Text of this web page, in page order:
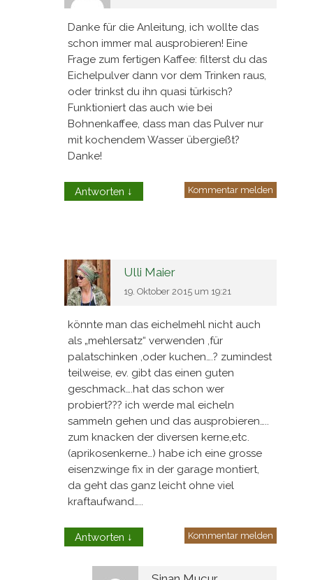
Danke für die Anleitung, ich wollte das
schon immer mal ausprobieren! Eine
Frage zum fertigen Kaffee: filterst du das
Eichelpulver dann vor dem Trinken raus,
oder trinkst du ihn quasi türkisch?
Funktioniert das auch wie bei
Bohnenkaffee, dass man das Pulver nur
mit kochendem Wasser übergießt?
Danke!
Antworten ↓ Kommentar melden
Ulli Maier
19. Oktober 2015 um 19:21
könnte man das eichelmehl nicht auch
als „mehlersatz“ verwenden ,für
palatschinken ,oder kuchen….? zumindest
teilweise, ev. gibt das einen guten
geschmack….hat das schon wer
probiert??? ich werde mal eicheln
sammeln gehen und das ausprobieren…..
zum knacken der diversen kerne,etc.
(aprikosenkerne…) habe ich eine grosse
eisenzwinge fix in der garage montiert,
da geht das ganz leicht ohne viel
kraftaufwand…..
Antworten ↓ Kommentar melden